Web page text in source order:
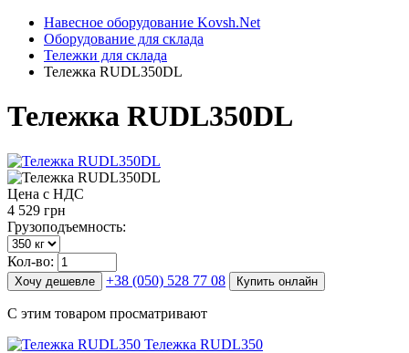
Навесное оборудование Kovsh.Net
Оборудование для склада
Тележки для склада
Тележка RUDL350DL
Тележка RUDL350DL
Цена с НДС
4 529 грн
Грузоподъемность:
Кол-во:
Хочу дешевле +38 (050) 528 77 08 Купить онлайн
С этим товаром просматривают
Тележка RUDL350